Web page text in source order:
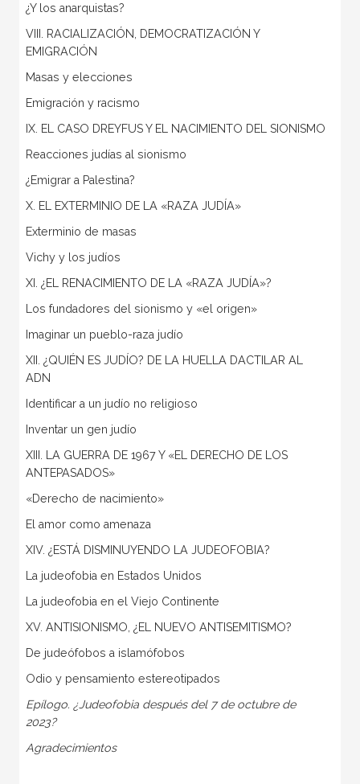
¿Y los anarquistas?
VIII. RACIALIZACIÓN, DEMOCRATIZACIÓN Y
EMIGRACIÓN
Masas y elecciones
Emigración y racismo
IX. EL CASO DREYFUS Y EL NACIMIENTO DEL SIONISMO
Reacciones judías al sionismo
¿Emigrar a Palestina?
X. EL EXTERMINIO DE LA «RAZA JUDÍA»
Exterminio de masas
Vichy y los judíos
XI. ¿EL RENACIMIENTO DE LA «RAZA JUDÍA»?
Los fundadores del sionismo y «el origen»
Imaginar un pueblo-raza judío
XII. ¿QUIÉN ES JUDÍO? DE LA HUELLA DACTILAR AL
ADN
Identificar a un judío no religioso
Inventar un gen judío
XIII. LA GUERRA DE 1967 Y «EL DERECHO DE LOS
ANTEPASADOS»
«Derecho de nacimiento»
El amor como amenaza
XIV. ¿ESTÁ DISMINUYENDO LA JUDEOFOBIA?
La judeofobia en Estados Unidos
La judeofobia en el Viejo Continente
XV. ANTISIONISMO, ¿EL NUEVO ANTISEMITISMO?
De judeófobos a islamófobos
Odio y pensamiento estereotipados
Epílogo. ¿Judeofobia después del 7 de octubre de
2023?
Agradecimientos